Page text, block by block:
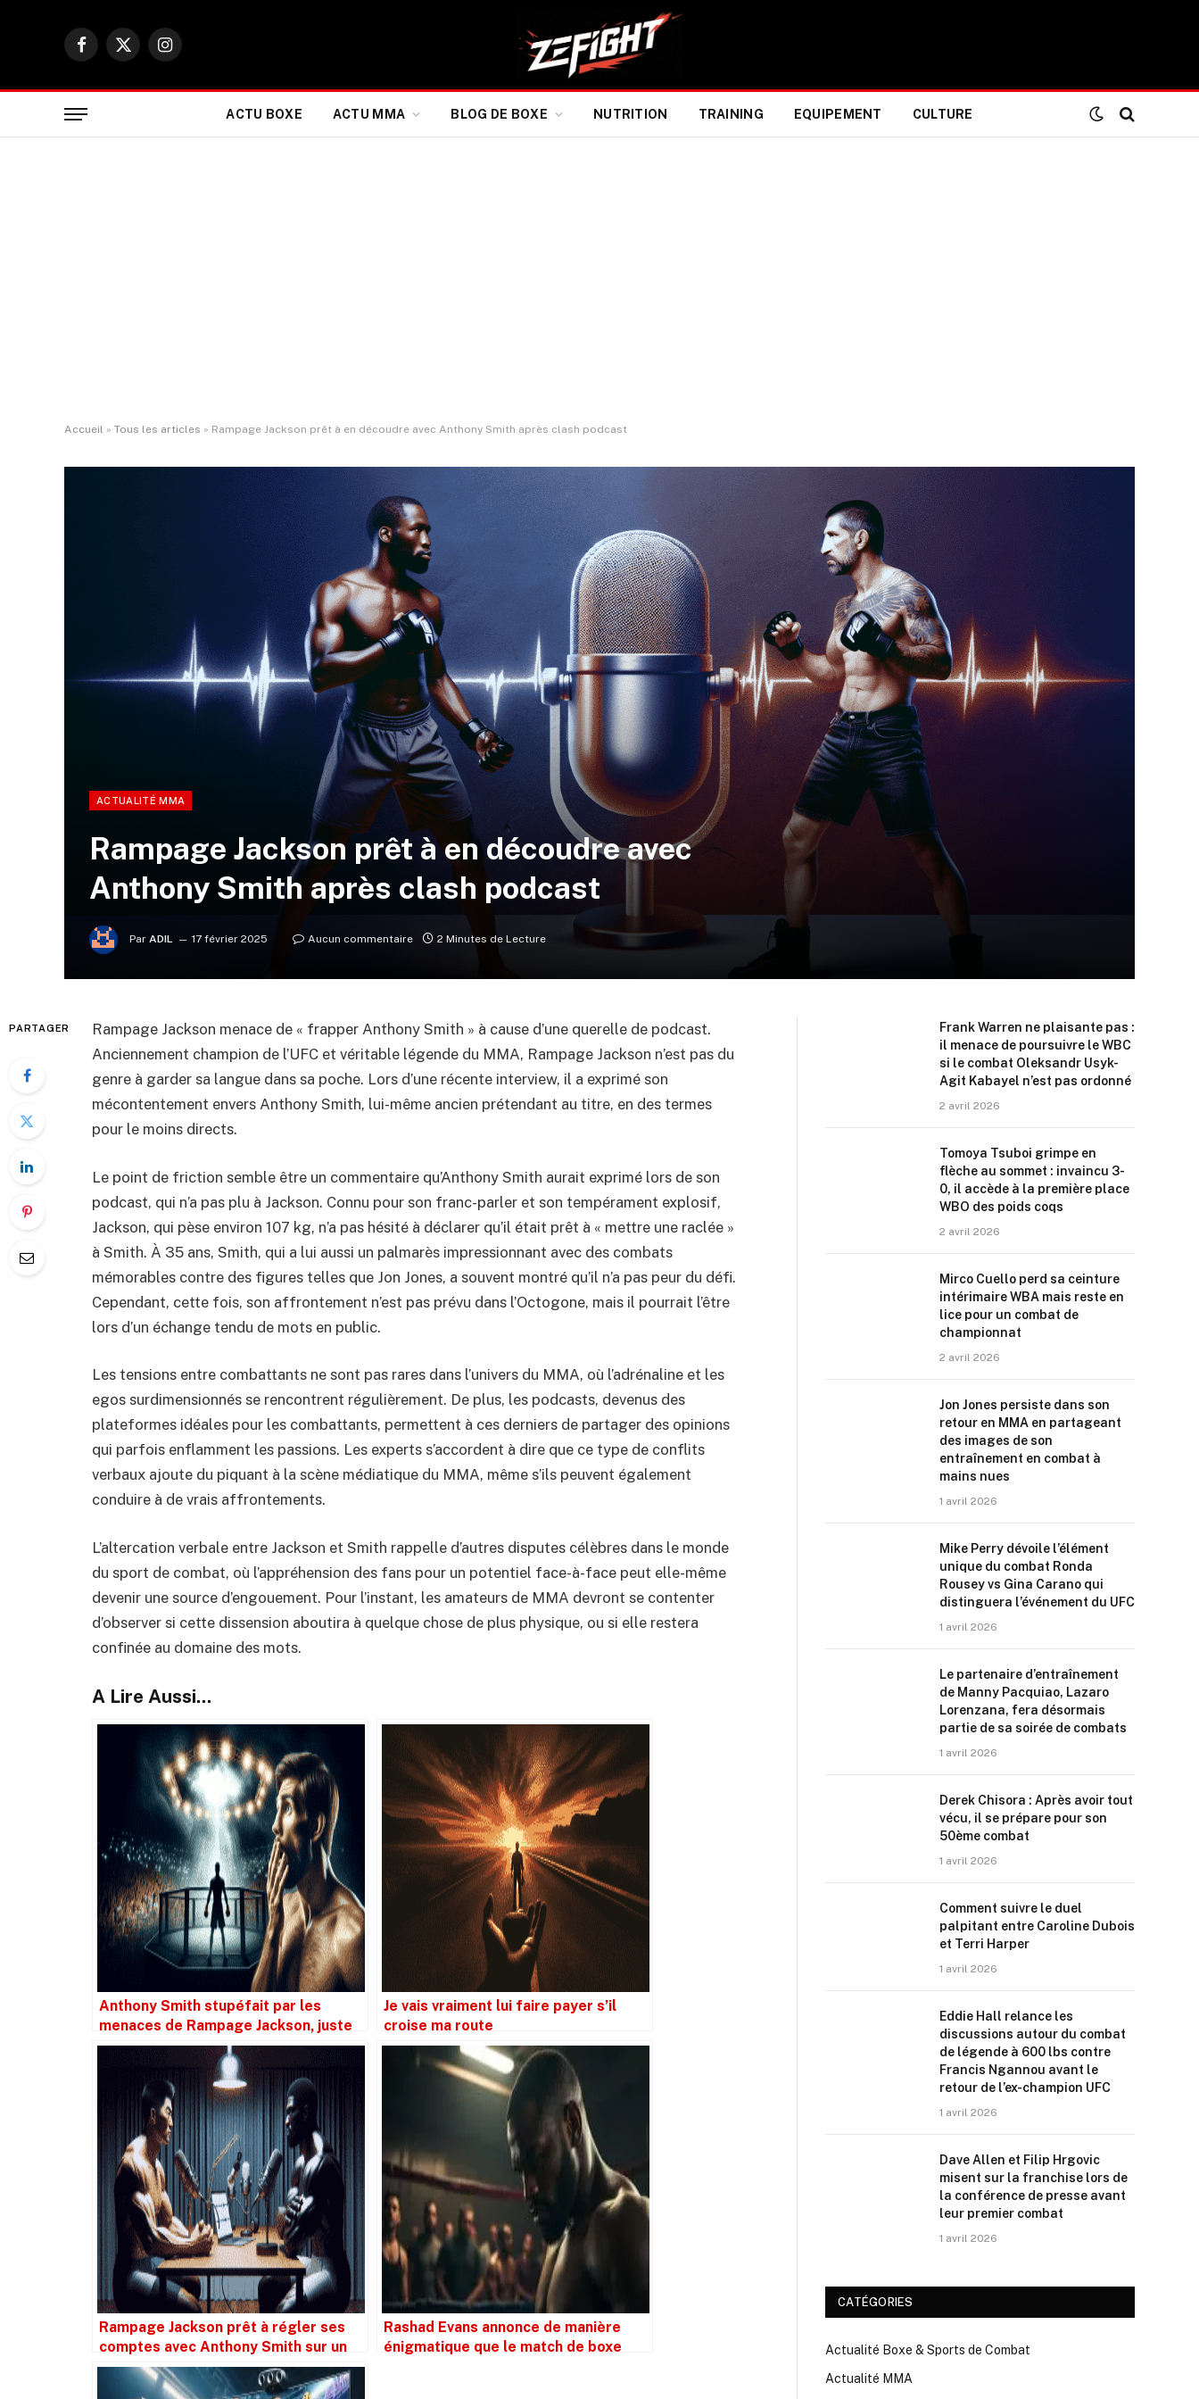
Facebook
X
Instagram
ACTU BOXE ACTU MMA BLOG DE BOXE NUTRITION TRAINING EQUIPEMENT CULTURE
Accueil » Tous les articles » Rampage Jackson prêt à en découdre avec Anthony Smith après clash podcast
ACTUALITÉ MMA
Rampage Jackson prêt à en découdre avec
Anthony Smith après clash podcast
Par ADIL 17 février 2025 Aucun commentaire 2 Minutes de Lecture
PARTAGER
Rampage Jackson menace de « frapper Anthony Smith » à cause d’une querelle de podcast.
Anciennement champion de l’UFC et véritable légende du MMA, Rampage Jackson n’est pas du
genre à garder sa langue dans sa poche. Lors d’une récente interview, il a exprimé son
mécontentement envers Anthony Smith, lui-même ancien prétendant au titre, en des termes
pour le moins directs.
Le point de friction semble être un commentaire qu’Anthony Smith aurait exprimé lors de son
podcast, qui n’a pas plu à Jackson. Connu pour son franc-parler et son tempérament explosif,
Jackson, qui pèse environ 107 kg, n’a pas hésité à déclarer qu’il était prêt à « mettre une raclée »
à Smith. À 35 ans, Smith, qui a lui aussi un palmarès impressionnant avec des combats
mémorables contre des figures telles que Jon Jones, a souvent montré qu’il n’a pas peur du défi.
Cependant, cette fois, son affrontement n’est pas prévu dans l’Octogone, mais il pourrait l’être
lors d’un échange tendu de mots en public.
Les tensions entre combattants ne sont pas rares dans l’univers du MMA, où l’adrénaline et les
egos surdimensionnés se rencontrent régulièrement. De plus, les podcasts, devenus des
plateformes idéales pour les combattants, permettent à ces derniers de partager des opinions
qui parfois enflamment les passions. Les experts s’accordent à dire que ce type de conflits
verbaux ajoute du piquant à la scène médiatique du MMA, même s’ils peuvent également
conduire à de vrais affrontements.
L’altercation verbale entre Jackson et Smith rappelle d’autres disputes célèbres dans le monde
du sport de combat, où l’appréhension des fans pour un potentiel face-à-face peut elle-même
devenir une source d’engouement. Pour l’instant, les amateurs de MMA devront se contenter
d’observer si cette dissension aboutira à quelque chose de plus physique, ou si elle restera
confinée au domaine des mots.
A Lire Aussi...
Anthony Smith stupéfait par les
menaces de Rampage Jackson, juste
un malentendu
Je vais vraiment lui faire payer s’il
croise ma route
Rampage Jackson prêt à régler ses
comptes avec Anthony Smith sur un
podcast
Rashad Evans annonce de manière
énigmatique que le match de boxe
Frank Warren ne plaisante pas :
il menace de poursuivre le WBC
si le combat Oleksandr Usyk-
Agit Kabayel n’est pas ordonné
2 avril 2026
Tomoya Tsuboi grimpe en
flèche au sommet : invaincu 3-
0, il accède à la première place
WBO des poids coqs
2 avril 2026
Mirco Cuello perd sa ceinture
intérimaire WBA mais reste en
lice pour un combat de
championnat
2 avril 2026
Jon Jones persiste dans son
retour en MMA en partageant
des images de son
entraînement en combat à
mains nues
1 avril 2026
Mike Perry dévoile l’élément
unique du combat Ronda
Rousey vs Gina Carano qui
distinguera l’événement du UFC
1 avril 2026
Le partenaire d’entraînement
de Manny Pacquiao, Lazaro
Lorenzana, fera désormais
partie de sa soirée de combats
1 avril 2026
Derek Chisora : Après avoir tout
vécu, il se prépare pour son
50ème combat
1 avril 2026
Comment suivre le duel
palpitant entre Caroline Dubois
et Terri Harper
1 avril 2026
Eddie Hall relance les
discussions autour du combat
de légende à 600 lbs contre
Francis Ngannou avant le
retour de l’ex-champion UFC
1 avril 2026
Dave Allen et Filip Hrgovic
misent sur la franchise lors de
la conférence de presse avant
leur premier combat
1 avril 2026
CATÉGORIES
Actualité Boxe & Sports de Combat
Actualité MMA